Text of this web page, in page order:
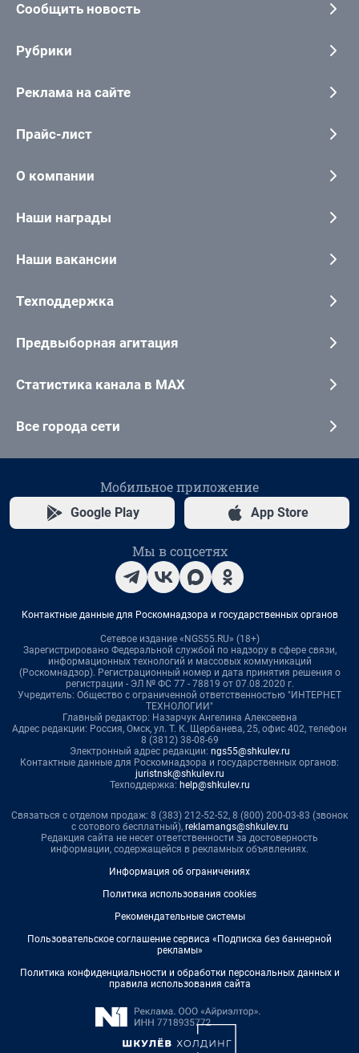
Сообщить новость
Рубрики
Реклама на сайте
Прайс-лист
О компании
Наши награды
Наши вакансии
Техподдержка
Предвыборная агитация
Статистика канала в MAX
Все города сети
Мобильное приложение
Google Play App Store
Мы в соцсетях
Контактные данные для Роскомнадзора и государственных органов
Сетевое издание «NGS55.RU» (18+)
Зарегистрировано Федеральной службой по надзору в сфере связи,
информационных технологий и массовых коммуникаций
(Роскомнадзор). Регистрационный номер и дата принятия решения о
регистрации - ЭЛ № ФС 77 - 78819 от 07.08.2020 г.
Учредитель: Общество с ограниченной ответственностью "ИНТЕРНЕТ
ТЕХНОЛОГИИ"
Главный редактор: Назарчук Ангелина Алексеевна
Адрес редакции: Россия, Омск, ул. Т. К. Щербанева, 25, офис 402, телефон
8 (3812) 38-08-69
Электронный адрес редакции: ngs55@shkulev.ru
Контактные данные для Роскомнадзора и государственных органов:
juristnsk@shkulev.ru
Техподдержка: help@shkulev.ru
Связаться с отделом продаж: 8 (383) 212-52-52, 8 (800) 200-03-83 (звонок
с сотового бесплатный), reklamangs@shkulev.ru
Редакция сайта не несет ответственности за достоверность
информации, содержащейся в рекламных объявлениях.
Информация об ограничениях
Политика использования cookies
Рекомендательные системы
Пользовательское соглашение сервиса «Подписка без баннерной
рекламы»
Политика конфиденциальности и обработки персональных данных и
правила использования сайта